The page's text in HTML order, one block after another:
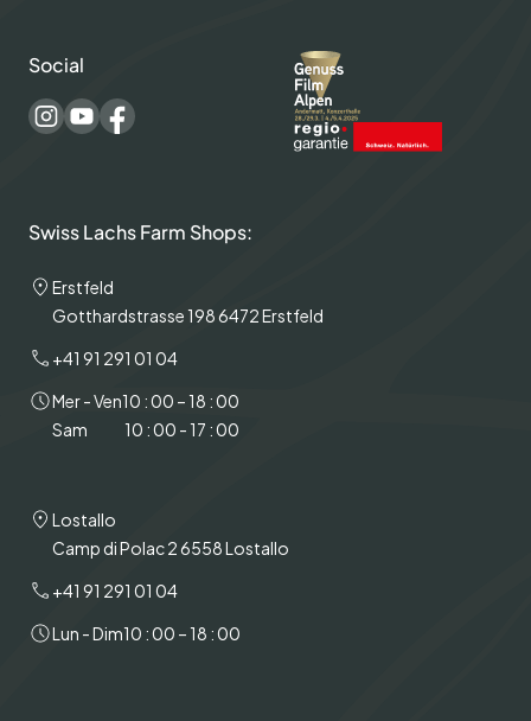
Social
Swiss Lachs Farm Shops:
Erstfeld
Gotthardstrasse 198 6472 Erstfeld
+41 91 291 01 04
Mer - Ven10 : 00 – 18 : 00
Sam
10 : 00 - 17 : 00
Lostallo
Camp di Polac 2 6558 Lostallo
+41 91 291 01 04
Lun - Dim10 : 00 – 18 : 00